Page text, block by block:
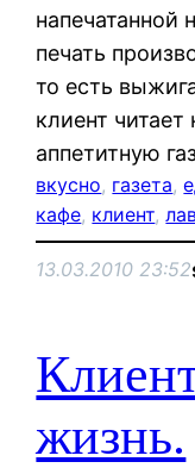
напечатанной
печать
то есть
клиент читает
аппетитную
вкусно, газета,
кафе, клиент,
13.03.2010 23:52
жизнь.